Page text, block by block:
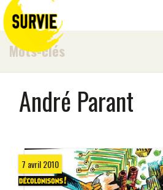
Mots-clés
André Parant
7 avril 2010